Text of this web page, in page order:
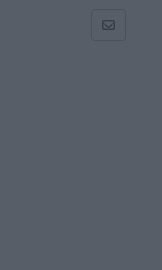
Share